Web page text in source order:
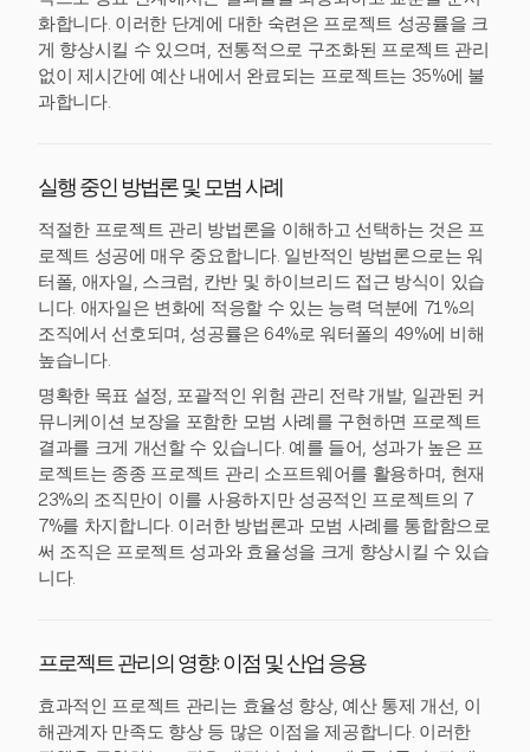
화합니다. 이러한 단계에 대한 숙련은 프로젝트 성공률을 크
게 향상시킬 수 있으며, 전통적으로 구조화된 프로젝트 관리
없이 제시간에 예산 내에서 완료되는 프로젝트는 35%에 불
과합니다.
실행 중인 방법론 및 모범 사례
적절한 프로젝트 관리 방법론을 이해하고 선택하는 것은 프
로젝트 성공에 매우 중요합니다. 일반적인 방법론으로는 워
터폴, 애자일, 스크럼, 칸반 및 하이브리드 접근 방식이 있습
니다. 애자일은 변화에 적응할 수 있는 능력 덕분에 71%의
조직에서 선호되며, 성공률은 64%로 워터폴의 49%에 비해
높습니다.
명확한 목표 설정, 포괄적인 위험 관리 전략 개발, 일관된 커
뮤니케이션 보장을 포함한 모범 사례를 구현하면 프로젝트
결과를 크게 개선할 수 있습니다. 예를 들어, 성과가 높은 프
로젝트는 종종 프로젝트 관리 소프트웨어를 활용하며, 현재
23%의 조직만이 이를 사용하지만 성공적인 프로젝트의 7
7%를 차지합니다. 이러한 방법론과 모범 사례를 통합함으로
써 조직은 프로젝트 성과와 효율성을 크게 향상시킬 수 있습
니다.
프로젝트 관리의 영향: 이점 및 산업 응용
효과적인 프로젝트 관리는 효율성 향상, 예산 통제 개선, 이
해관계자 만족도 향상 등 많은 이점을 제공합니다. 이러한